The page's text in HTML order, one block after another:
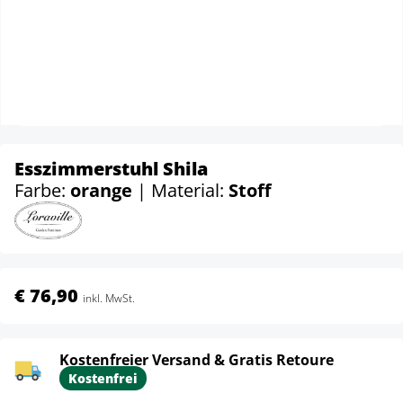
Esszimmerstuhl Shila
Farbe: orange | Material: Stoff
€ 76,90 inkl. MwSt.
Kostenfreier Versand & Gratis Retoure
Kostenfrei